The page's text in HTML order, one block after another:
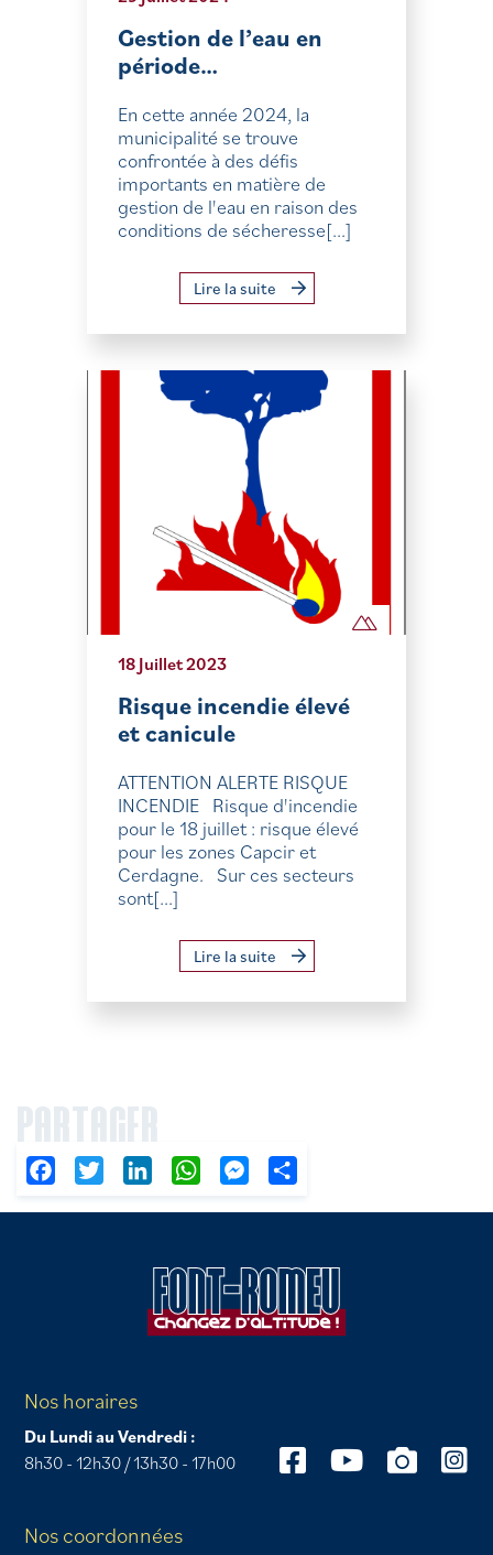
Gestion de l’eau en
période…
En cette année 2024, la
municipalité se trouve
confrontée à des défis
importants en matière de
gestion de l'eau en raison des
conditions de sécheresse[...]
Lire la suite
18 Juillet 2023
Risque incendie élevé
et canicule
ATTENTION ALERTE RISQUE
INCENDIE Risque d'incendie
pour le 18 juillet : risque élevé
pour les zones Capcir et
Cerdagne. Sur ces secteurs
sont[...]
Lire la suite
PARTAGER
FacebookTwitter LinkedIn WhatsAppMessenger
Nos horaires
Du Lundi au Vendredi :
8h30 - 12h30 / 13h30 - 17h00
Nos coordonnées